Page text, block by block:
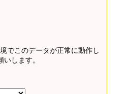
でこのデータが正常に動作し
します。